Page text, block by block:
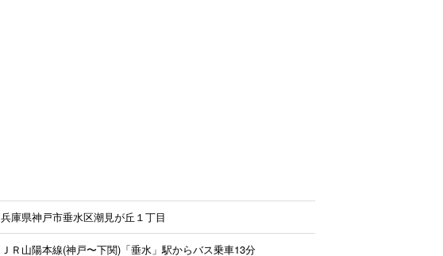
兵庫県神戸市垂水区潮見が丘１丁目
ＪＲ山陽本線(神戸〜下関)「垂水」駅からバス乗車13分